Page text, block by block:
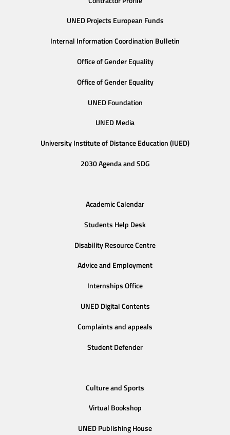
UNED Projects European Funds
Internal Information Coordination Bulletin
Office of Gender Equality
Office of Gender Equality
UNED Foundation
UNED Media
University Institute of Distance Education (IUED)
2030 Agenda and SDG
Academic Calendar
Students Help Desk
Disability Resource Centre
Advice and Employment
Internships Office
UNED Digital Contents
Complaints and appeals
Student Defender
Culture and Sports
Virtual Bookshop
UNED Publishing House